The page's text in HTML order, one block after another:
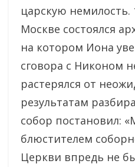
царскую немилость.
Москве состоялся
на котором Иона
сговора с Никоном
растерялся от
результатам
собор постановил:
блюстителем
Церкви впредь не